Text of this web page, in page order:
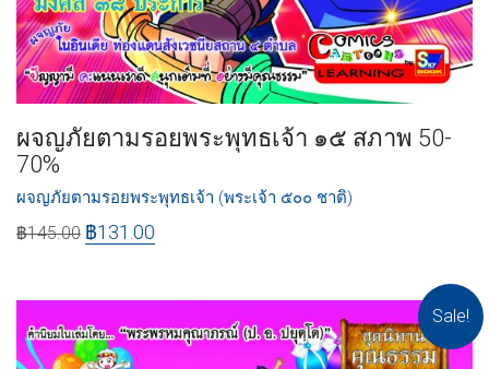
ผจญภัยตามรอยพระพุทธเจ้า ๑๕ สภาพ 50-
70%
ผจญภัยตามรอยพระพุทธเจ้า (พระเจ้า ๕๐๐ ชาติ)
฿145.00 ฿131.00
Sale!